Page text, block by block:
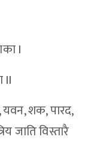
I
II
यवन, शक, पारद,
जाति विस्तारै